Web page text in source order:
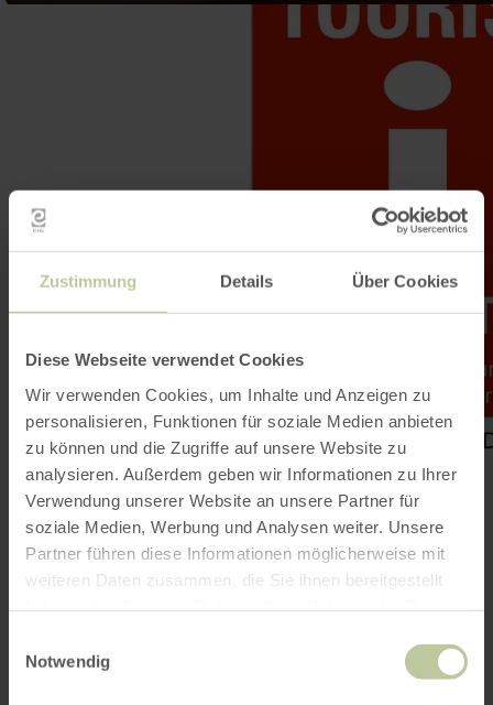
Zustimmung Details Über Cookies
Diese Webseite verwendet Cookies
Wir verwenden Cookies, um Inhalte und Anzeigen zu
personalisieren, Funktionen für soziale Medien anbieten
zu können und die Zugriffe auf unsere Website zu
analysieren. Außerdem geben wir Informationen zu Ihrer
Verwendung unserer Website an unsere Partner für
soziale Medien, Werbung und Analysen weiter. Unsere
Partner führen diese Informationen möglicherweise mit
weiteren Daten zusammen, die Sie ihnen bereitgestellt
Notwendig